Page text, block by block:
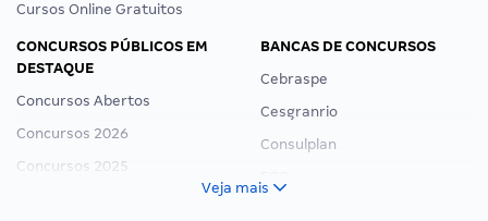
Cursos Online Gratuitos
CONCURSOS PÚBLICOS EM
DESTAQUE
Concursos Abertos
Concursos 2026
Concursos 2025
BANCAS DE CONCURSOS
Cebraspe
Cesgranrio
Consulplan
Veja mais